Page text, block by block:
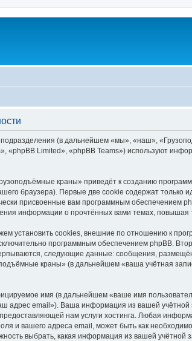
(в дальнейшем «мы», «наш»,
Limited», «phpBB Teams») используют
краны» приведёт к созданию
браузера). Первые две cookie содержат только
присвоенные вам программным обеспечением
информации о прочтённых вами темах, повышая
установить cookies, внешние по отношению к
программным обеспечением phpBB.
следующие данные: сообщения,
краны» (в дальнейшем «ваша учётная
имя (в дальнейшем «ваше имя
адрес email»). Ваша информация из вашей
нам услуги хостинга. Любая
и вашего адреса email, может быть как
выбрать, какая информация из вашей учётной